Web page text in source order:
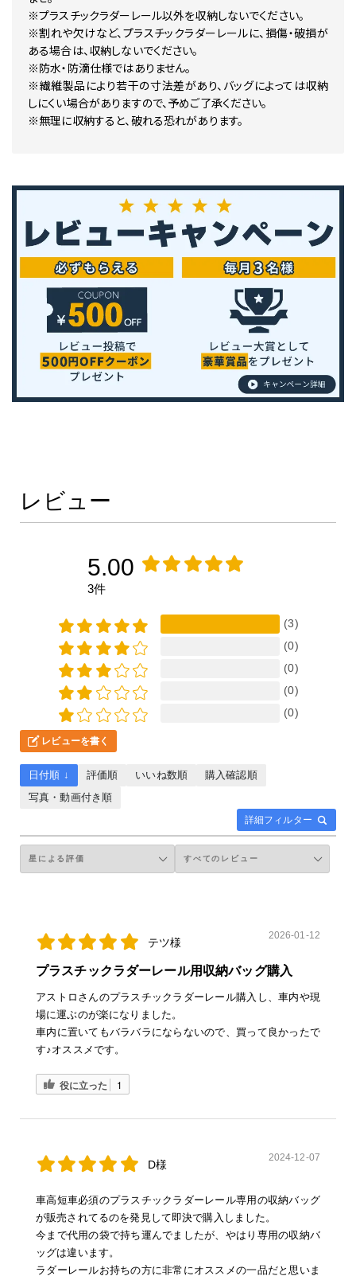
※プラスチックラダーレール以外を収納しないでください。
※割れや欠けなど、プラスチックラダーレールに、損傷・破損が
ある場合は、収納しないでください。
※防水・防滴仕様ではありません。
※繊維製品により若干の寸法差があり、バッグによっては収納
しにくい場合がありますので、予めご了承ください。
※無理に収納すると、破れる恐れがあります。
レビュー
5.00
3件
(3)
(0)
(0)
(0)
(0)
レビューを書く
詳細フィルター
日付順 ↓ 評価順 いいね数順
購入確認順
写真・動画付き順
テツ様
2026-01-12
プラスチックラダーレール用収納バッグ購入
アストロさんのプラスチックラダーレール購入し、車内や現
場に運ぶのが楽になりました。
車内に置いてもバラバラにならないので、買って良かったで
す♪オススメです。
役に立った 1
D様
2024-12-07
車高短車必須のプラスチックラダーレール専用の収納バッグ
が販売されてるのを発見して即決で購入しました。
今まで代用の袋で持ち運んでましたが、やはり専用の収納バ
ッグは違います。
ラダーレールお持ちの方に非常にオススメの一品だと思いま